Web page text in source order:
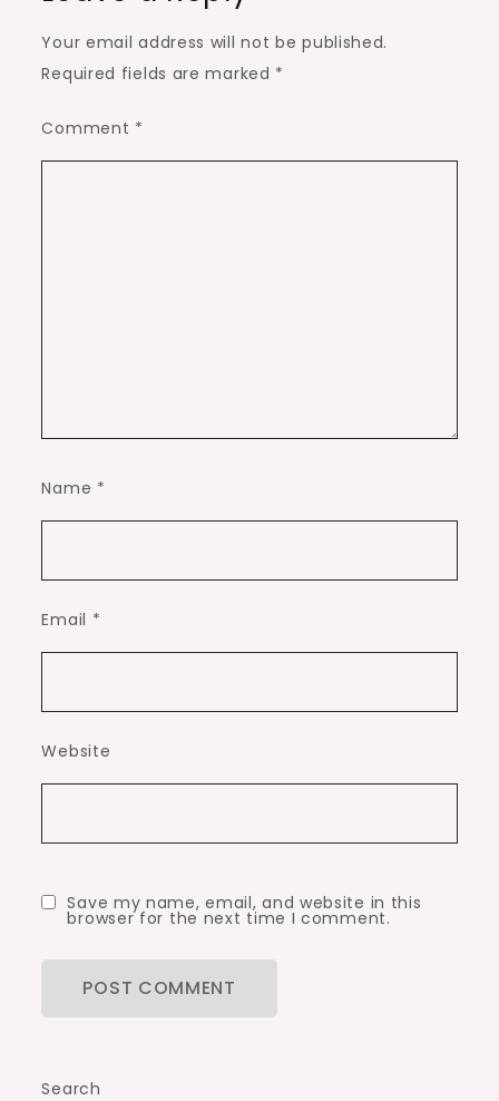
Your email address will not be published.
Required fields are marked *
Comment *
Name *
Email *
Website
Save my name, email, and website in this
browser for the next time I comment.
Search